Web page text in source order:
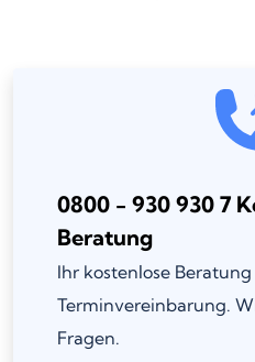
0800 - 930 930 7
Beratung
Ihr kostenlose
Terminvereinbarung.
Fragen.